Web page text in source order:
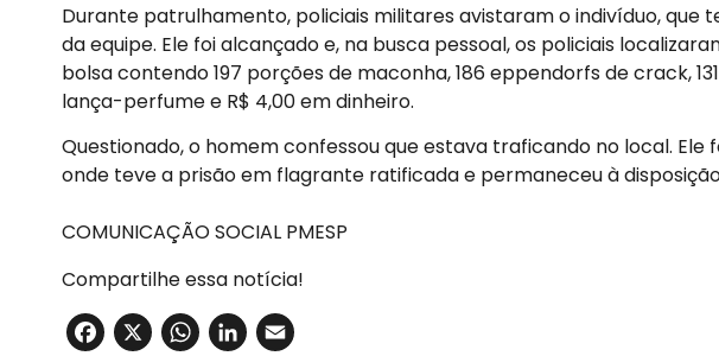
Durante patrulhamento, policiais militares avistaram o indivíduo, que
da equipe. Ele foi alcançado e, na busca pessoal, os policiais
bolsa contendo 197 porções de maconha, 186 eppendorfs de crack,
lança-perfume e R$ 4,00 em dinheiro.
Questionado, o homem confessou que estava traficando no local. Ele
onde teve a prisão em flagrante ratificada e permaneceu à
COMUNICAÇÃO SOCIAL PMESP
Compartilhe essa notícia!
Facebook
X WhatsApp
LinkedIn